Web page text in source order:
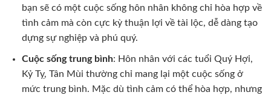
bạn sẽ có một cuộc sống hôn nhân không chỉ hòa hợp về
tình cảm mà còn cực kỳ thuận lợi về tài lộc, dễ dàng tạo
dựng sự nghiệp và phú quý.
Cuộc sống trung bình: Hôn nhân với các tuổi Quý Hợi,
Kỷ Tỵ, Tân Mùi thường chỉ mang lại một cuộc sống ở
mức trung bình. Mặc dù tình cảm có thể hòa hợp, nhưng